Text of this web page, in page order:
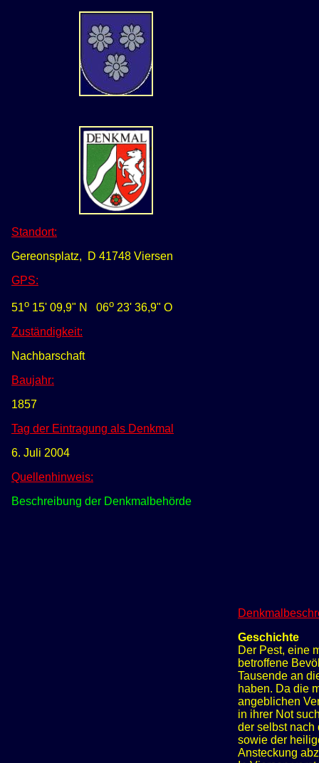
Standort:
Gereonsplatz, D 41748 Viersen
GPS:
51o 15' 09,9" N 06o 23' 36,9" O
Zuständigkeit:
Nachbarschaft
Baujahr:
1857
Tag der Eintragung als Denkmal
6. Juli 2004
Quellenhinweis:
Beschreibung der Denkmalbehörde
Geschichte
Der Pest, eine
betroffene
Tausende an
haben. Da die
angeblichen
in ihrer Not
der selbst nach
sowie der
Ansteckung